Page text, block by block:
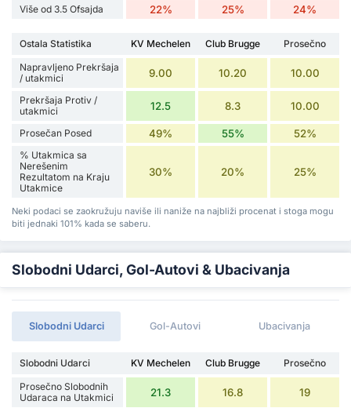
Više od 3.5 Ofsajda 22% 25% 24%
Ostala Statistika KV Mechelen Club Brugge
Prosečno
Napravljeno Prekršaja
/ utakmici
9.00 10.20 10.00
Prekršaja Protiv /
utakmici
12.5 8.3 10.00
Prosečan Posed 49% 55% 52%
% Utakmica sa
Nerešenim
Rezultatom na Kraju
Utakmice
30% 20% 25%
Neki podaci se zaokružuju naviše ili naniže na najbliži procenat i stoga mogu
biti jednaki 101% kada se saberu.
Slobodni Udarci, Gol-Autovi & Ubacivanja
Slobodni Udarci Gol-Autovi Ubacivanja
Slobodni Udarci KV Mechelen Club Brugge
Prosečno
Prosečno Slobodnih
Udaraca na Utakmici
21.3 16.8 19